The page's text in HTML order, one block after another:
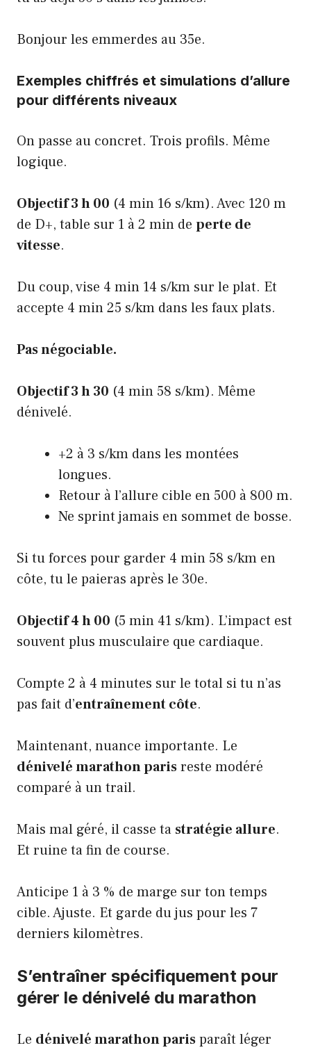
Bonjour les emmerdes au 35e.
Exemples chiffrés et simulations d’allure
pour différents niveaux
On passe au concret. Trois profils. Même
logique.
Objectif 3 h 00 (4 min 16 s/km). Avec 120 m
de D+, table sur 1 à 2 min de perte de
vitesse.
Du coup, vise 4 min 14 s/km sur le plat. Et
accepte 4 min 25 s/km dans les faux plats.
Pas négociable.
Objectif 3 h 30 (4 min 58 s/km). Même
dénivelé.
+2 à 3 s/km dans les montées
longues.
Retour à l’allure cible en 500 à 800 m.
Ne sprint jamais en sommet de bosse.
Si tu forces pour garder 4 min 58 s/km en
côte, tu le paieras après le 30e.
Objectif 4 h 00 (5 min 41 s/km). L’impact est
souvent plus musculaire que cardiaque.
Compte 2 à 4 minutes sur le total si tu n’as
pas fait d’entraînement côte.
Maintenant, nuance importante. Le
dénivelé marathon parisreste modéré
comparé à un trail.
Mais mal géré, il casse ta stratégie allure.
Et ruine ta fin de course.
Anticipe 1 à 3 % de marge sur ton temps
cible. Ajuste. Et garde du jus pour les 7
derniers kilomètres.
S’entraîner spécifiquement pour
gérer le dénivelé du marathon
Le dénivelé marathon parisparaît léger